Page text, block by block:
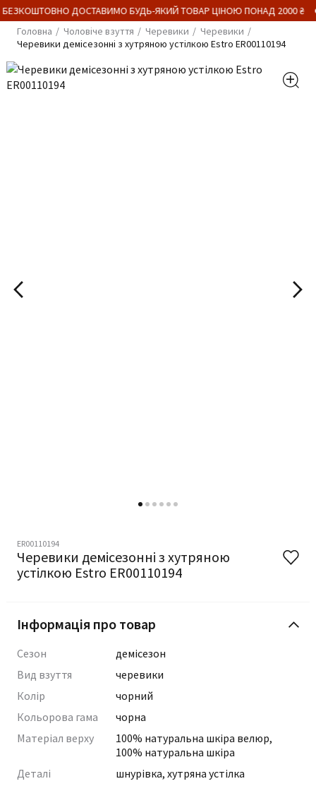
ДОСТАВИМО БУДЬ-ЯКИЙ ТОВАР ЦІНОЮ ПОНАД 2000 ₴
Головна
Чоловіче взуття Черевики
Черевики
Черевики демісезонні з хутряною устілкою Estro ER00110194
ER00110194
Черевики демісезонні з хутряною
устілкою Estro ER00110194
Інформація про товар
Сезон
демісезон
Вид взуття
черевики
Колір
чорний
Кольорова гама
чорна
Матеріал верху
100% натуральна шкіра велюр,
100% натуральна шкіра
Деталі
шнурівка, хутряна устілка